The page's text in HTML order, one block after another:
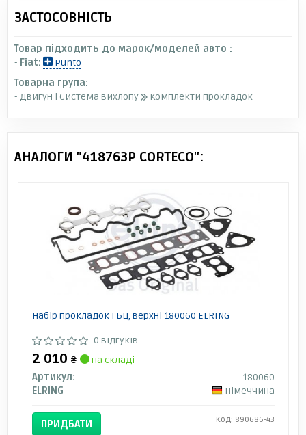
ЗАСТОСОВНІСТЬ
Товар підходить до марок/моделей авто :
- Fiat:
Punto
Товарна група:
- Двигун і Система вихлопу
Комплекти прокладок
АНАЛОГИ "418763P CORTECO":
Набір прокладок ГБЦ, верхні 180060 ELRING
0 відгуків
2 010 ₴
на складі
Артикул:
180060
ELRING
Німеччина
ПРИДБАТИ Код: 890686-43